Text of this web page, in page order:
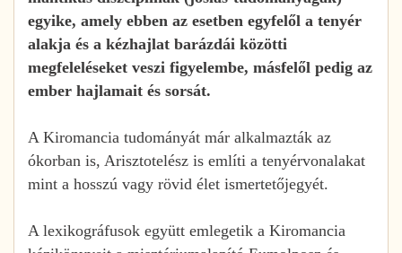
egyike, amely ebben az esetben egyfelől a tenyér
alakja és a kézhajlat barázdái közötti
megfeleléseket veszi figyelembe, másfelől pedig az
ember hajlamait és sorsát.
A Kiromancia tudományát már alkalmazták az
ókorban is, Arisztotelész is említi a tenyérvonalakat
mint a hosszú vagy rövid élet ismertetőjegyét.
A lexikográfusok együtt emlegetik a Kiromancia